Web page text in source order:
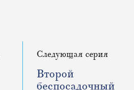
Следующая серия
Второй
беспосадочный